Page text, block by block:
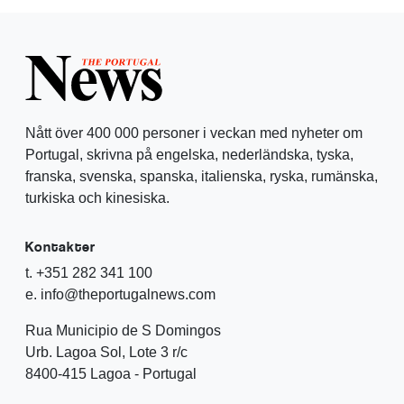
Nått över 400 000 personer i veckan med nyheter om
Portugal, skrivna på engelska, nederländska, tyska,
franska, svenska, spanska, italienska, ryska, rumänska,
turkiska och kinesiska.
Kontakter
t. +351 282 341 100
e. info@theportugalnews.com
Rua Municipio de S Domingos
Urb. Lagoa Sol, Lote 3 r/c
8400-415 Lagoa - Portugal